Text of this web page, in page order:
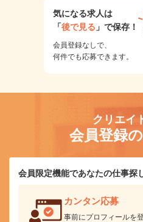
気になる求人は
「後で見る 」で保存！
会員登録なしで、
何件でも応募できます。
クリエイ
会員登録
会員限定機能であなたの仕事探
カンタン応募
事前にプロフィールを